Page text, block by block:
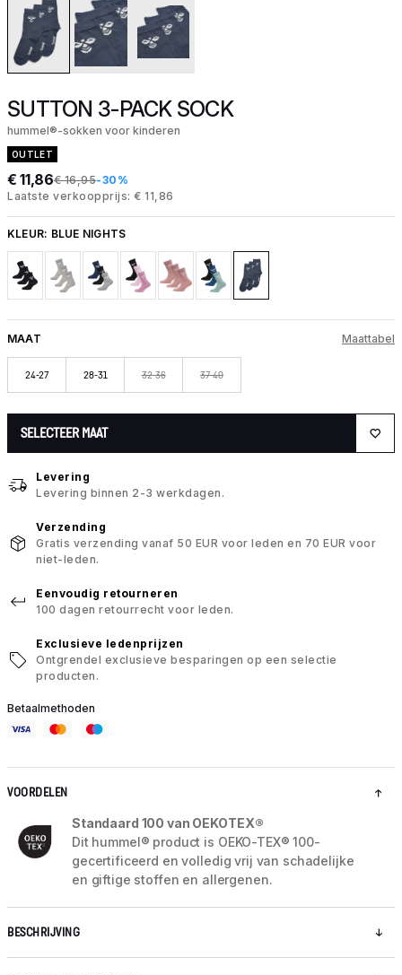
SUTTON 3-PACK SOCK
hummel®-sokken voor kinderen
OUTLET
€ 11,86€ 16,95-30%
Laatste verkoopprijs: € 11,86
KLEUR: BLUE NIGHTS
MAAT Maattabel
24-27 28-31 32-36 37-40
SELECTEER MAAT
Levering
Levering binnen 2-3 werkdagen.
Verzending
Gratis verzending vanaf 50 EUR voor leden en 70 EUR voor
niet-leden.
Eenvoudig retourneren
100 dagen retourrecht voor leden.
Exclusieve ledenprijzen
Ontgrendel exclusieve besparingen op een selectie
producten.
Betaalmethoden
VOORDELEN
Standaard 100 van OEKOTEX®
Dit hummel® product is OEKO-TEX® 100-
gecertificeerd en volledig vrij van schadelijke
en giftige stoffen en allergenen.
BESCHRIJVING